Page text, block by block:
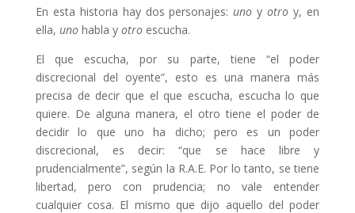
En esta historia hay dos personajes:uno yotro y, en
ella, unohabla y otroescucha.
El que escucha, por su parte, tiene “el poder
discrecional del oyente”, esto es una manera más
precisa de decir que el que escucha, escucha lo que
quiere. De alguna manera, el otro tiene el poder de
decidir lo que uno ha dicho; pero es un poder
discrecional, es decir: “que se hace libre y
prudencialmente”, según la R.A.E. Por lo tanto, se tiene
libertad, pero con prudencia; no vale entender
cualquier cosa. El mismo que dijo aquello del poder